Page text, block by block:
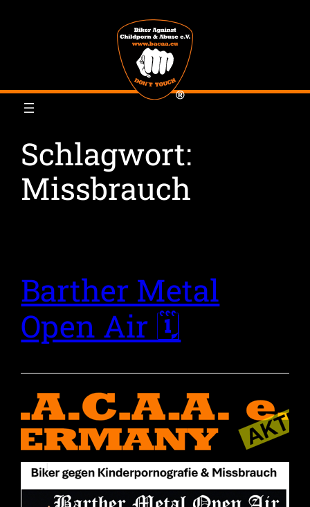
Schlagwort:
Missbrauch
Barther Metal
Open Air 🗓